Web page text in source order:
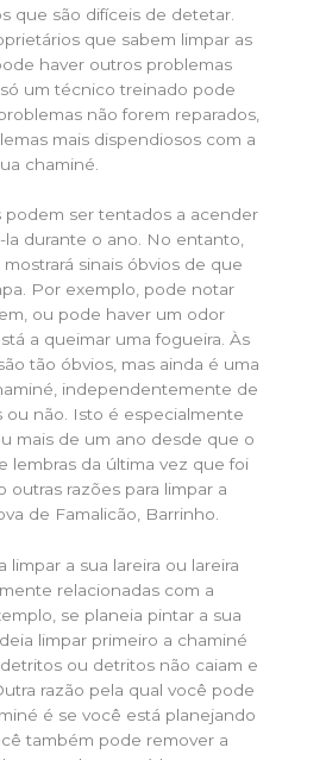
que são difíceis de detetar.
que sabem limpar as
haver outros problemas
um técnico treinado pode
não forem reparados,
mais dispendiosos com a
chaminé.
podem ser tentados a acender
la durante o ano. No entanto,
sinais óbvios de que
Por exemplo, pode notar
ou pode haver um odor
a queimar uma fogueira. Às
tão óbvios, mas ainda é uma
independentemente de
ou não. Isto é especialmente
mais de um ano desde que o
lembras da última vez que foi
outras razões para limpar a
de Famalicão, Barrinho.
limpar a sua lareira ou lareira
relacionadas com a
se planeia pintar a sua
limpar primeiro a chaminé
ou detritos não caiam e
razão pela qual você pode
é se você está planejando
também pode remover a